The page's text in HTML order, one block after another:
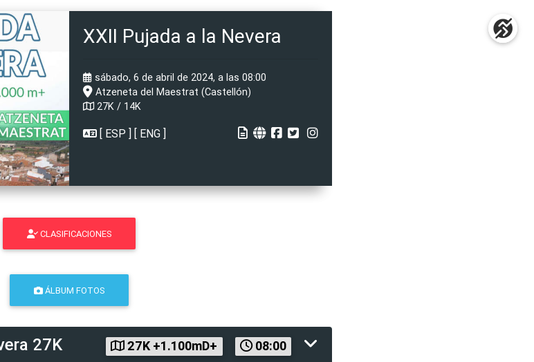
XXII Pujada a la Nevera
sábado, 6 de abril de 2024, a las 08:00
Atzeneta del Maestrat (Castellón)
27K / 14K
[ ESP ] [ ENG ]
CLASIFICACIONES
ÁLBUM FOTOS
27K 27K +1.100mD+ 08:00